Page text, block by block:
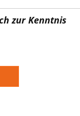
zur Kenntnis